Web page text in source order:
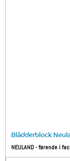
Blädderblock
NEULAND - førende i